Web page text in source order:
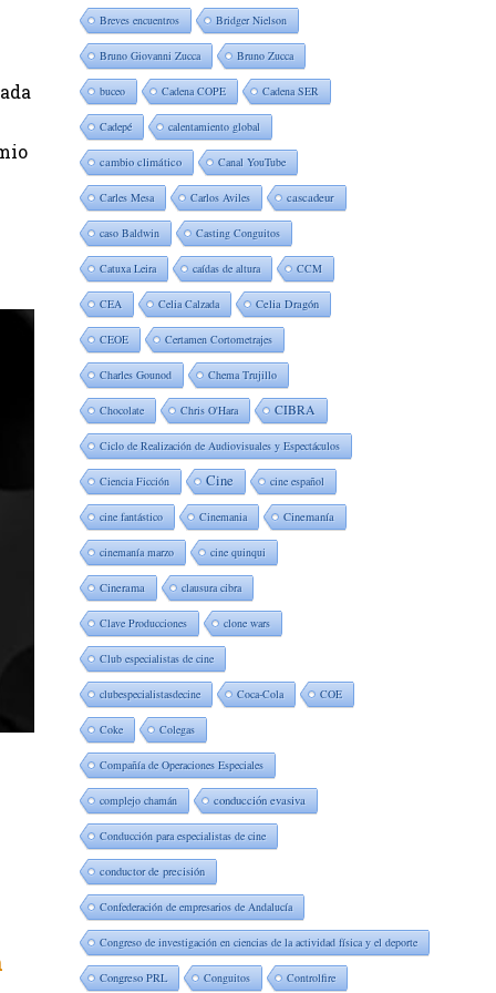
Breves encuentros Bridger Nielson
Bruno Giovanni Zucca Bruno Zucca
buceo Cadena COPE Cadena SER
Cadepé calentamiento global
cambio climático Canal YouTube
Carles Mesa Carlos Aviles cascadeur
caso Baldwin Casting Conguitos
Catuxa Leira caídas de altura CCM
CEA Celia Calzada Celia Dragón
CEOE Certamen Cortometrajes
Charles Gounod Chema Trujillo
Chocolate Chris O'Hara CIBRA
Ciclo de Realización de Audiovisuales y Espectáculos
Ciencia Ficción Cine cine español
cine fantástico Cinemania Cinemanía
cinemanía marzo cine quinqui
Cinerama clausura cibra
Clave Producciones clone wars
Club especialistas de cine
clubespecialistasdecine Coca-Cola COE
Coke Colegas
Compañía de Operaciones Especiales
complejo chamán conducción evasiva
Conducción para especialistas de cine
conductor de precisión
Confederación de empresarios de Andalucía
Congreso de investigación en ciencias de la actividad física y el deporte
Congreso PRL Conguitos Controlfire